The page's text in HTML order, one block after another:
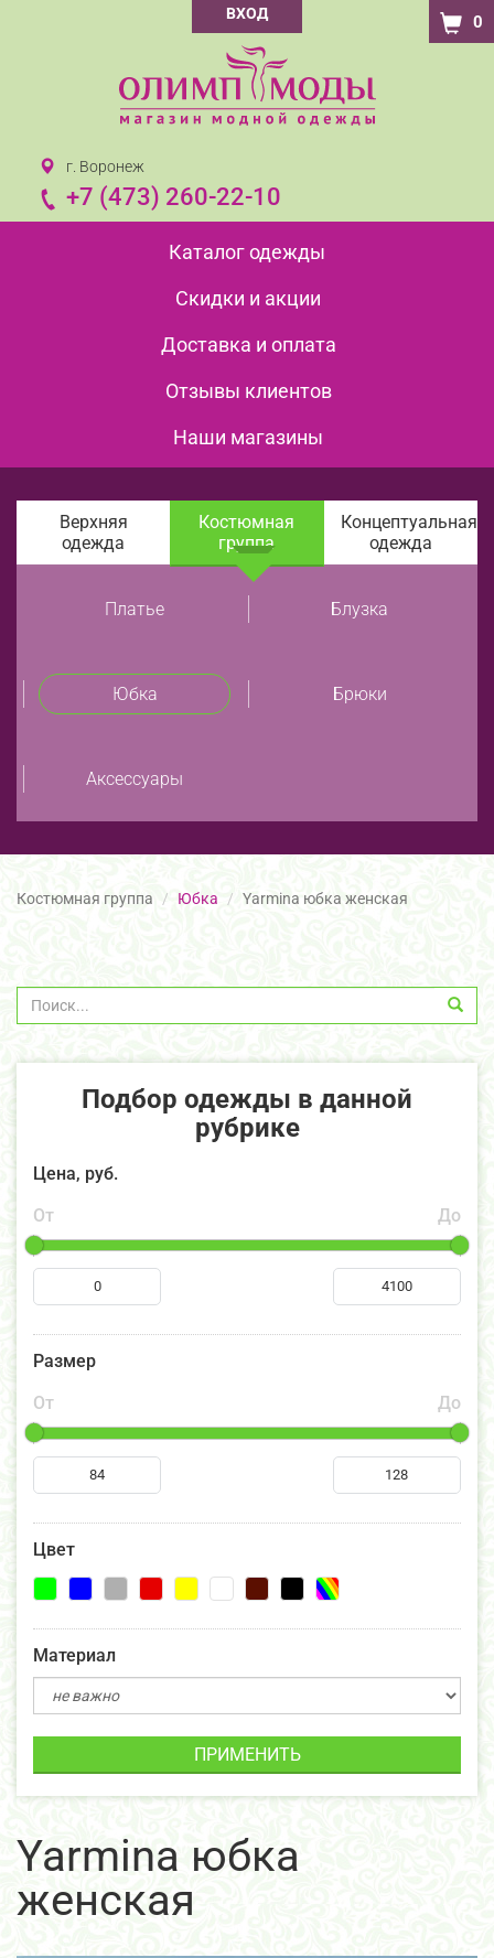
ВХОД 0
г. Воронеж
+7 (473) 260-22-10
Каталог одежды
Скидки и акции
Доставка и оплата
Отзывы клиентов
Наши магазины
Верхняя
одежда
Костюмная
группа
Концептуальная
одежда
Платье Блузка
Юбка Брюки
Аксессуары
Костюмная группа Юбка Yarmina юбка женская
Подбор одежды в данной
рубрике
Цена, руб.
От
До
Размер
От
До
Цвет
Материал
ПРИМЕНИТЬ
Yarmina юбка
женская